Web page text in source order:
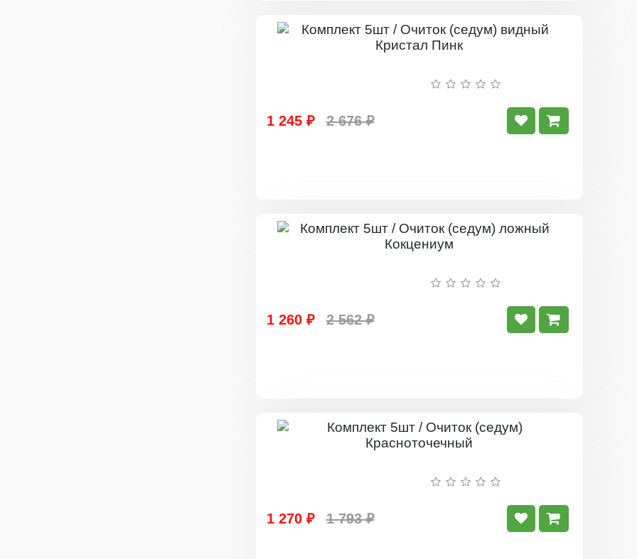
1 245 ₽ 2 676 ₽
1 260 ₽ 2 562 ₽
1 270 ₽ 1 793 ₽